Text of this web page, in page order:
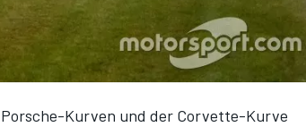
Kurven und der Corvette-Kurve